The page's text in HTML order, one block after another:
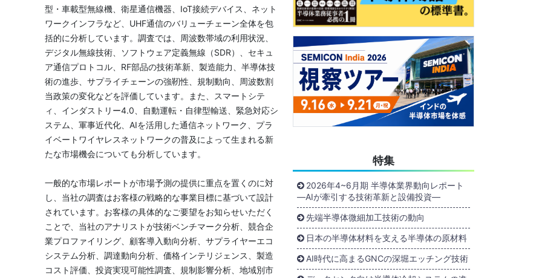
型・車載型無線機、衛星通信機器、IoT接続デバイス、ネット
ワークインフラなど、UHF通信のバリューチェーン全体を包
括的に分析しています。調査では、周波数帯域の利用状況、
デジタル無線技術、ソフトウェア定義無線（SDR）、セキュ
ア通信プロトコル、RF部品の技術革新、製造能力、半導体技
術の進歩、サプライチェーンの強靭性、規制動向、周波数割
当政策の変化などを評価しています。また、スマートシテ
ィ、インダストリー4.0、自動運転・自律型輸送、緊急対応シ
ステム、軍事近代化、AIを活用した通信ネットワーク、プラ
イベートワイヤレスネットワークの普及によって生まれる新
たな市場機会についても分析しています。
一般的な市場レポートが市場予測の提供に重点を置くのに対
し、当社の調査はお客様の戦略的な事業目標に基づいて設計
されています。お客様の具体的なご要望をお知らせいただく
ことで、当社のアナリストが技術ベンチマーク分析、競合企
業プロファイリング、顧客導入動向分析、サプライヤーエコ
システム分析、調達動向分析、価格インテリジェンス、製造
コスト評価、投資実現可能性調査、規制影響分析、地域別市
特集
2026年4~6月期 半導体業界動向レポート
―AIが牽引する技術革新と設備投資―
先端半導体微細加工技術の動向
日本の半導体材料を支える半導体の原材料
AI時代に高まるGNCの深堀エッチング技術